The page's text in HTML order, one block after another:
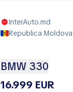
InterAuto.md
Republica Moldova
BMW 330
16.999 EUR